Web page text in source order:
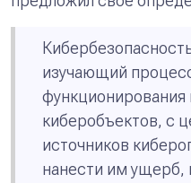
изучающий
функционирования
киберобъектов, с
источников
нанести им ущерб,